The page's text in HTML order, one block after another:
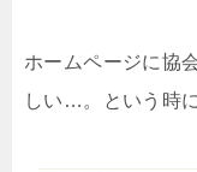
ホームページに協
しい…。という時